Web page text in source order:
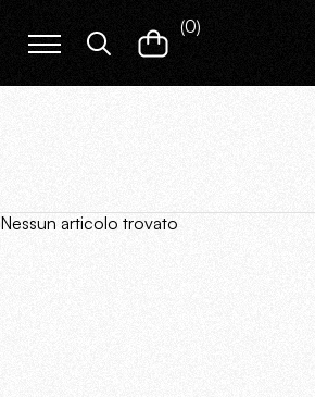
(0)
Nessun articolo trovato